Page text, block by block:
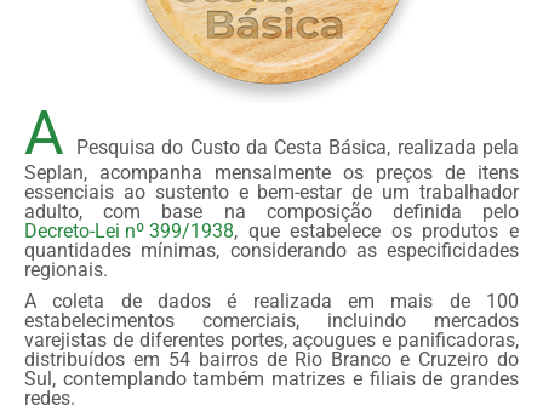
A
Pesquisa do Custo da Cesta Básica, realizada pela
Seplan, acompanha mensalmente os preços de itens
essenciais ao sustento e bem-estar de um trabalhador
adulto, com base na composição definida pelo
Decreto-Lei nº 399/1938, que estabelece os produtos e
quantidades mínimas, considerando as especificidades
regionais.
A coleta de dados é realizada em mais de 100
estabelecimentos comerciais, incluindo mercados
varejistas de diferentes portes, açougues e panificadoras,
distribuídos em 54 bairros de Rio Branco e Cruzeiro do
Sul, contemplando também matrizes e filiais de grandes
redes.